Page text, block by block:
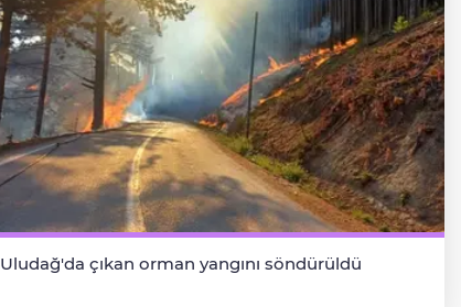
Uludağ'da çıkan orman yangını söndürüldü